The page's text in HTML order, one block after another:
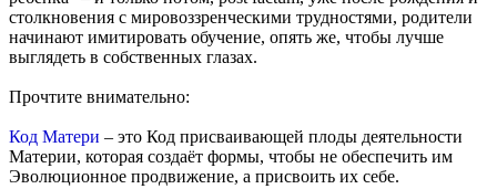
столкновения с мировоззренческими трудностями, родители
начинают имитировать обучение, опять же, чтобы лучше
выглядеть в собственных глазах.
Прочтите внимательно:
Код Матери – это Код присваивающей плоды деятельности
Материи, которая создаёт формы, чтобы не обеспечить им
Эволюционное продвижение, а присвоить их себе.